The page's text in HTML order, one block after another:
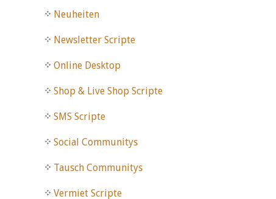
Neuheiten
Newsletter Scripte
Online Desktop
Shop & Live Shop Scripte
SMS Scripte
Social Communitys
Tausch Communitys
Vermiet Scripte